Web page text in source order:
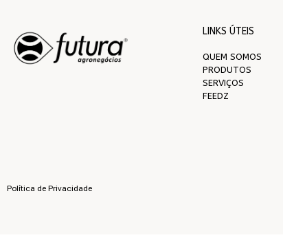
LINKS ÚTEIS
QUEM SOMOS
PRODUTOS
SERVIÇOS
FEEDZ
Política de Privacidade